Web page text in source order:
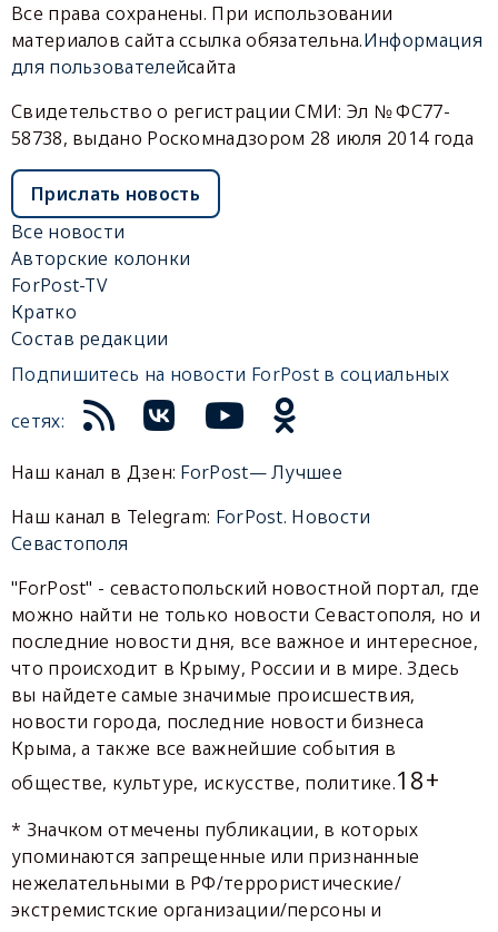
Все права сохранены. При использовании
материалов сайта ссылка обязательна.Информация
для пользователейсайта
Свидетельство о регистрации СМИ: Эл № ФС77-
58738, выдано Роскомнадзором 28 июля 2014 года
Прислать новость
Все новости
Авторские колонки
ForPost-TV
Кратко
Состав редакции
Подпишитесь на новости ForPost в социальных
сетях:
Наш канал в Дзен: ForPost— Лучшее
Наш канал в Telegram: ForPost. Новости
Севастополя
"ForPost" - севастопольский новостной портал, где
можно найти не только новости Севастополя, но и
последние новости дня, все важное и интересное,
что происходит в Крыму, России и в мире. Здесь
вы найдете самые значимые происшествия,
новости города, последние новости бизнеса
Крыма, а также все важнейшие события в
обществе, культуре, искусстве, политике.18+
* Значком отмечены публикации, в которых
упоминаются запрещенные или признанные
нежелательными в РФ/террористические/
экстремистские организации/персоны и